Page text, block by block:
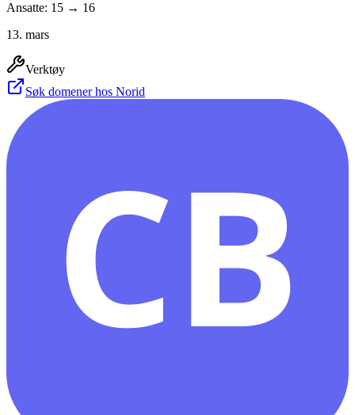
Ansatte: 15 → 16
13. mars
Verktøy
Søk domener hos Norid
CB